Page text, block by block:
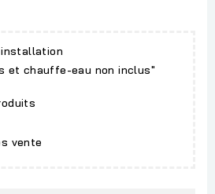
et chauffe-eau non inclus"
vente